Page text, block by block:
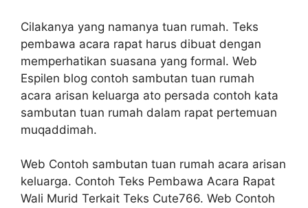
Cilakanya yang namanya tuan rumah. Teks
pembawa acara rapat harus dibuat dengan
memperhatikan suasana yang formal. Web
Espilen blog contoh sambutan tuan rumah
acara arisan keluarga ato persada contoh kata
sambutan tuan rumah dalam rapat pertemuan
muqaddimah.
Web Contoh sambutan tuan rumah acara arisan
keluarga. Contoh Teks Pembawa Acara Rapat
Wali Murid Terkait Teks Cute766. Web Contoh